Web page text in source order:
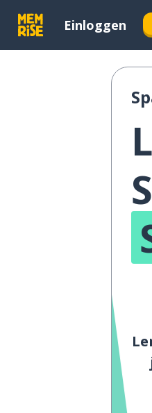
Einloggen